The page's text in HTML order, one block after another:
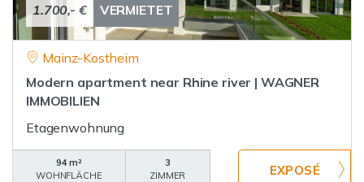
1.700,- € VERMIETET
Mainz-Kostheim
Modern apartment near Rhine river | WAGNER
IMMOBILIEN
Etagenwohnung
94 m²
WOHNFLÄCHE
3
ZIMMER